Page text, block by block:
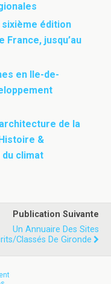
édition
France, jusqu’au
en Ile-de-
de la
&
climat
Publication Suivante
Un Annuaire Des Sites
classés De Gironde